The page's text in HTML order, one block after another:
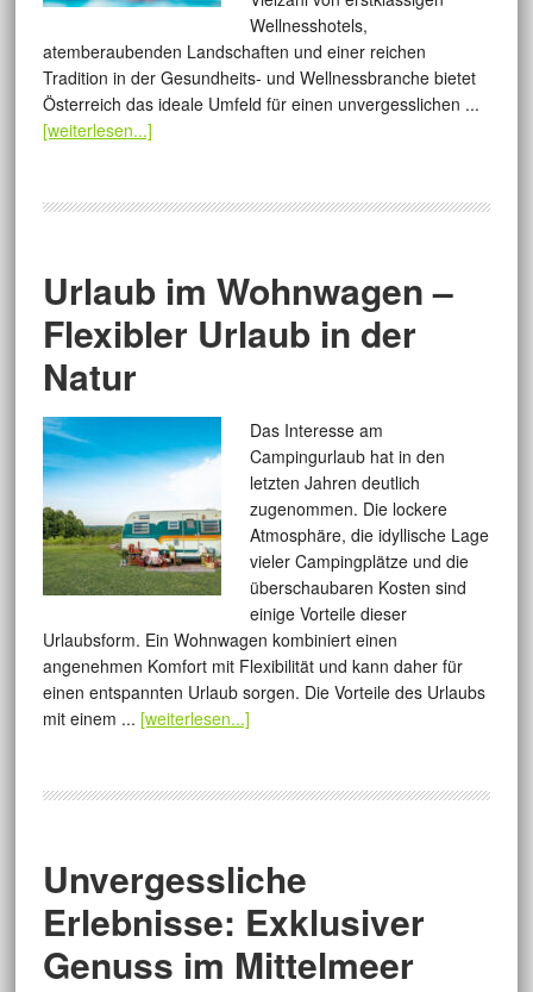
Wellnesshotels,
atemberaubenden Landschaften und einer reichen
Tradition in der Gesundheits- und Wellnessbranche bietet
Österreich das ideale Umfeld für einen unvergesslichen ...
[weiterlesen...]
Urlaub im Wohnwagen –
Flexibler Urlaub in der
Natur
Das Interesse am
Campingurlaub hat in den
letzten Jahren deutlich
zugenommen. Die lockere
Atmosphäre, die idyllische Lage
vieler Campingplätze und die
überschaubaren Kosten sind
einige Vorteile dieser
Urlaubsform. Ein Wohnwagen kombiniert einen
angenehmen Komfort mit Flexibilität und kann daher für
einen entspannten Urlaub sorgen. Die Vorteile des Urlaubs
mit einem ... [weiterlesen...]
Unvergessliche
Erlebnisse: Exklusiver
Genuss im Mittelmeer